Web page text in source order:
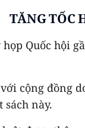
TĂNG TỐC
Quốc hội
cộng đồng
này.